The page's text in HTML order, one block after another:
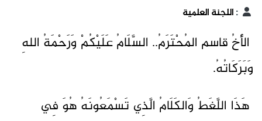
:اللجنة العلمية
الأَخُ قاسم المُحْتَرَمُ.. السَّلَامُ عَلَيْكُمْ وَرَحْمَةُ اللهِ
وَبَرَكَاتُهُ.
هَذَا اللَّغَطُ وَالكَلَامُ الَّذِي تَسْمَعُونَهُ هُوَ فِي